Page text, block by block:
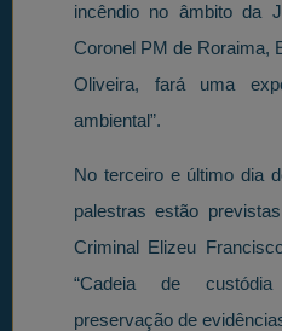
incêndio no âmbito da
Coronel PM de Roraima,
Oliveira, fará uma
ambiental”.
No terceiro e último dia
palestras estão
Criminal Elizeu
“Cadeia de
preservação de